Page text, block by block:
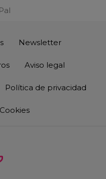
Newsletter
Aviso legal
Política de privacidad